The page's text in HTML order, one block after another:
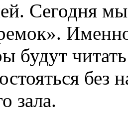
Сегодня мы
будут
без
зала.